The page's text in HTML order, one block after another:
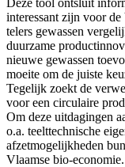
interessant zijn voor
telers gewassen
duurzame
nieuwe gewassen
moeite om de juiste
Tegelijk zoekt de
voor een circulaire
Om deze uitdagingen
o.a. teelttechnische
afzetmogelijkheden
Vlaamse bio-economie.